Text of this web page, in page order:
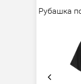
Рубашка